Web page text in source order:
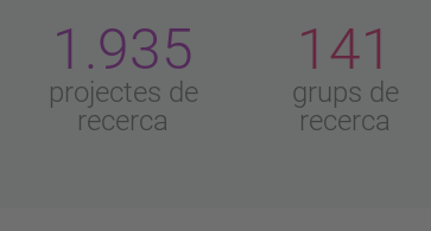
1.935
projectes de
recerca
141
grups de
recerca